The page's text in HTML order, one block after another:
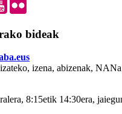
bideak
izena, abizenak,
8:15etik 14:30era,